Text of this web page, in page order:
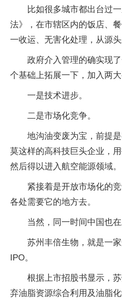
比如很多城市都出台过
法》，在市辖区内的饭店、
一收运、无害化处理，从源头
政府介入管理的确实现
个基础上拓展一下，加入两大
一是技术进步。
二是市场化竞争。
地沟油变废为宝，前提
莫这样的高科技巨头企业，
然后得以进入航空能源领域。
紧接着是开放市场化的
各处需要它的地方去。
当然，同一时间中国也
苏州丰倍生物，就是一
IPO。
根据上市招股书显示，
弃油脂资源综合利用及油脂化